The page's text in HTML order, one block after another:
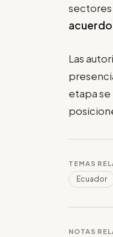
sectores
acuerdo
Las
etapa
TEMAS
Ecuador
NOTAS